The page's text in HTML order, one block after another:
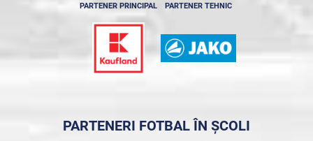
PARTENER PRINCIPAL PARTENER TEHNIC
PARTENERI FOTBAL ÎN ȘCOLI